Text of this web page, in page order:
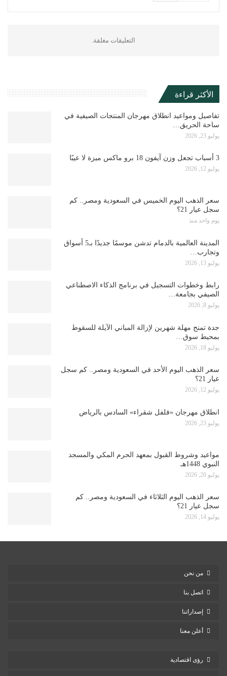
التعليقات مغلقة.
الأكثر قراءة
تفاصيل ومواعيد انطلاق مهرجان المنتجات الصيفية في
ساحة الحريق…
يوليو 23, 2026
3 أسباب تجعل وزن آيفون 18 برو ماكس ميزة لا عيبًا
يوليو 12, 2026
سعر الذهب اليوم الخميس في السعودية ومصر.. كم
سجل عيار 21؟
يوم واحد منذ
المدينة العالمية بالدمام تدشن موسمًا جديدًا بـ5 أسواق
وتجارب…
يوليو 13, 2026
رابط وخطوات التسجيل في برنامج الذكاء الاصطناعي
الصيفي بجامعة…
يوليو 8, 2026
جدة تمنح مهلة شهرين لإزالة المباني الآيلة للسقوط
بمحيط سوق…
يوليو 18, 2026
سعر الذهب اليوم الأحد في السعودية ومصر.. كم سجل
عيار 21؟
يوليو 12, 2026
انطلاق مهرجان «فلفل شقراء» السادس بالرياض
يوليو 23, 2026
مواعيد وشروط القبول بمعهد الحرم المكي والمسجد
النبوي 1448هـ
يوليو 20, 2026
سعر الذهب اليوم الثلاثاء في السعودية ومصر.. كم
سجل عيار 21؟
يوليو 14, 2026
من نحن
اتصل بنا
إصداراتنا
أعلن معنا
رؤى اقتصادية